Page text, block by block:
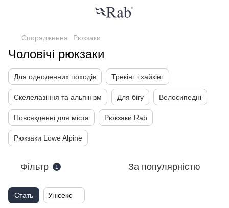
Спорядження Рюкзаки
Чоловічі рюкзаки
Для одноденних походів Трекінг і хайкінг
Скелелазіння та альпінізм Для бігу Велосипедні
Повсякденні для міста Рюкзаки Rab
Рюкзаки Lowe Alpine
Фільтр 1 За популярністю
Стать Унісекс